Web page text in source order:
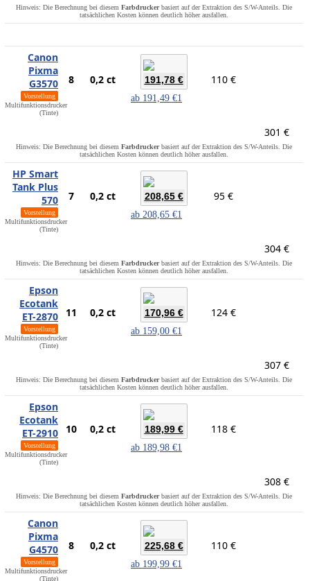
Hinweis: Die Berechnung bei diesem Farbdruckerbasiert auf der Extraktion des S/W-Anteils. Die
tatsächlichen Kosten können deutlich höher ausfallen.
Canon
Pixma
G3570
Vorstellung
Multifunktionsdrucker
(Tinte)
8 0,2 ct 191,78 €
ab 191,49 €1
110 €
301 €
Hinweis: Die Berechnung bei diesem Farbdruckerbasiert auf der Extraktion des S/W-Anteils. Die
tatsächlichen Kosten können deutlich höher ausfallen.
HP Smart
Tank Plus
570
Vorstellung
Multifunktionsdrucker
(Tinte)
7 0,2 ct 208,65 €
ab 208,65 €1
95 €
304 €
Hinweis: Die Berechnung bei diesem Farbdruckerbasiert auf der Extraktion des S/W-Anteils. Die
tatsächlichen Kosten können deutlich höher ausfallen.
Epson
Ecotank
ET-2870
Vorstellung
Multifunktionsdrucker
(Tinte)
11 0,2 ct 170,96 €
ab 159,00 €1
124 €
307 €
Hinweis: Die Berechnung bei diesem Farbdruckerbasiert auf der Extraktion des S/W-Anteils. Die
tatsächlichen Kosten können deutlich höher ausfallen.
Epson
Ecotank
ET-2910
Vorstellung
Multifunktionsdrucker
(Tinte)
10 0,2 ct 189,99 €
ab 189,98 €1
118 €
308 €
Hinweis: Die Berechnung bei diesem Farbdruckerbasiert auf der Extraktion des S/W-Anteils. Die
tatsächlichen Kosten können deutlich höher ausfallen.
Canon
Pixma
G4570
Vorstellung
Multifunktionsdrucker
(Tinte)
8 0,2 ct 225,68 €
ab 199,99 €1
110 €